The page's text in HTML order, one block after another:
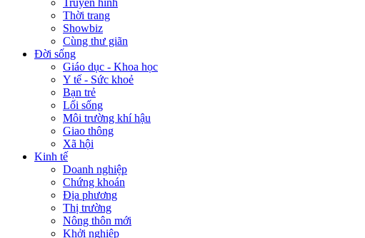
Truyền hình
Thời trang
Showbiz
Cùng thư giãn
Đời sống
Giáo dục - Khoa học
Y tế - Sức khoẻ
Bạn trẻ
Lối sống
Môi trường khí hậu
Giao thông
Xã hội
Kinh tế
Doanh nghiệp
Chứng khoán
Địa phương
Thị trường
Nông thôn mới
Khởi nghiệp